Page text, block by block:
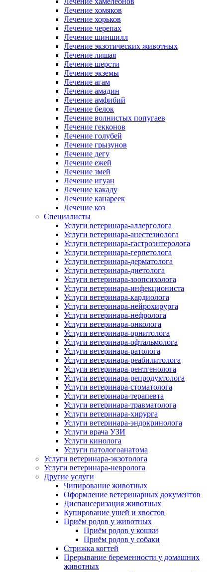
Лечение хомяков
Лечение хорьков
Лечение черепах
Лечение шиншилл
Лечение экзотических животных
Лечение лишая
Лечение шерсти
Лечение экземы
Лечение агам
Лечение амадин
Лечение амфибий
Лечение белок
Лечение волнистых попугаев
Лечение гекконов
Лечение голубей
Лечение грызунов
Лечение дегу
Лечение ежей
Лечение змей
Лечение игуан
Лечение какаду
Лечение канареек
Лечение коз
Специалисты
Услуги ветеринара-аллерголога
Услуги ветеринара-анестезиолога
Услуги ветеринара-гастроэнтеролога
Услуги ветеринара-герпетолога
Услуги ветеринара-дерматолога
Услуги ветеринара-диетолога
Услуги ветеринара-зоопсихолога
Услуги ветеринара-инфекциониста
Услуги ветеринара-кардиолога
Услуги ветеринара-нейрохирурга
Услуги ветеринара-нефролога
Услуги ветеринара-онколога
Услуги ветеринара-орнитолога
Услуги ветеринара-офтальмолога
Услуги ветеринара-ратолога
Услуги ветеринара-реабилитолога
Услуги ветеринара-рентгенолога
Услуги ветеринара-репродуктолога
Услуги ветеринара-стоматолога
Услуги ветеринара-терапевта
Услуги ветеринара-травматолога
Услуги ветеринара-хирурга
Услуги ветеринара-эндокринолога
Услуги врача УЗИ
Услуги кинолога
Услуги патологоанатома
Услуги ветеринара-экзотолога
Услуги ветеринара-невролога
Другие услуги
Чипирование животных
Оформление ветеринарных документов
Диспансеризация животных
Купирование ушей и хвостов
Приём родов у животных
Приём родов у кошки
Приём родов у собаки
Стрижка когтей
Прерывание беременности у домашних
животных